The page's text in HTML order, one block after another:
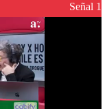
garantizar un
Señal 1